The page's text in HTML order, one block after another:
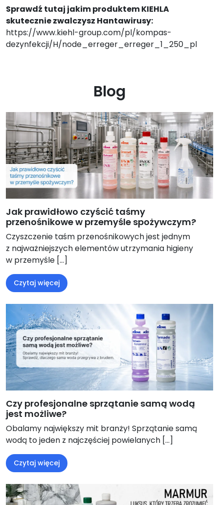
Sprawdź tutaj jakim produktem KIEHLA
skutecznie zwalczysz Hantawirusy:
https://www.kiehl-group.com/pl/kompas-
dezynfekcji/H/node_erreger_erreger_1_250_pl
Blog
Jak prawidłowo czyścić taśmy
przenośnikowe w przemyśle spożywczym?
Czyszczenie taśm przenośnikowych jest jednym
z najważniejszych elementów utrzymania higieny
w przemyśle […]
Czytaj więcej
Czy profesjonalne sprzątanie samą wodą
jest możliwe?
Obalamy największy mit branży! Sprzątanie samą
wodą to jeden z najczęściej powielanych […]
Czytaj więcej